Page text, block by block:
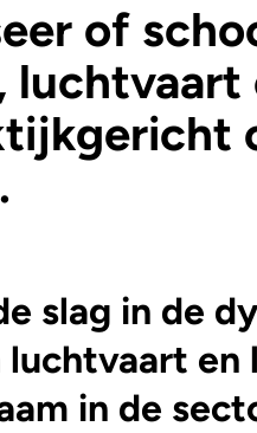
of
luchtvaart
slag in de
en
in de